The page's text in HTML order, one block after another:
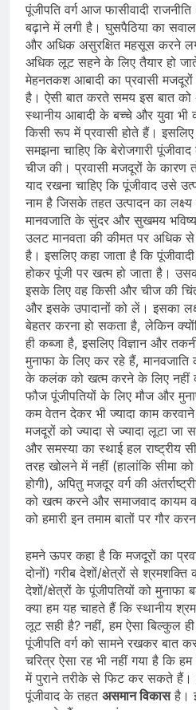
पूंजीपति वर्ग आज फासीवादी
बढ़ाने में लगी है। घुसपैठिया का
और अधिक असुरक्षित महसूस करने
अधिक लूट सहने के लिए तैयार हो
मेहनतकश आबादी का प्रवासी
है। ऐसी बात करते समय इस बात को
स्‍थानीय आबादी के बच्‍चे और युवा
किसी रूप में प्रवासी होते हैं।
समझना चाहिए कि बेरोजगारी
चीज की। प्रवासी मजदूरों के कारण
याद रखना चाहिए कि पूंजीवाद उसे
नाम है जिसके तहत उत्‍पादन का
मानवजाति के सुंदर और सुखमय
उलट मानवता की कीमत पर अधिक
है। इसलिए कहा जाता है कि
होकर पूंजी पर खत्‍म हो जाता है।
इसके लिए वह किसी और चीज की
और इसके उपादानों को लें। इसका
बेहतर करना हो सकता है, लेकिन
ही कब्‍जा है, इसलिए विज्ञान और
मुनाफा के लिए कर रहे हैं, मानवजाति
के कलंक को खत्‍म करने के लिए नहीं
फौज पूंजीपतियों के लिए मौज और
कम वेतन देकर भी ज्‍यादा काम
मजदूरों को ज्‍यादा से ज्‍यादा लूटा
और समस्‍या का स्‍थाई हल राष्ट्रीय
तरह खोलने में नहीं (हालांकि सीमा
होगी), अपितु मजदूर वर्ग की
को खत्‍म करने और समाजवाद कायम
को हमारी इन तमाम बातों पर गौर
हमने ऊपर कहा है कि मजदूरों का
दोनों) गरीब देशों/क्षेत्रों से
देशों/क्षेत्रों के पूंजीपतियों को मुनाफा
क्‍या हम यह चाहते हैं कि स्‍थानीय श्रम
लूट सही है? नहीं, हम ऐसा बिल्‍कुल
पूंजीपति वर्ग को सामने रखकर बात
चरित्र ऐसा रह भी नहीं गया है कि
में पुराने तरीके से फिट कर सकते
पूंजीवाद के तहत असमानविकासहै।